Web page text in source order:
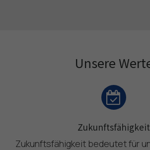
Unsere
Zukunftsfähigkeit
Zukunftsfähigkeit bedeutet für